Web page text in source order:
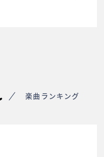
楽曲ランキング